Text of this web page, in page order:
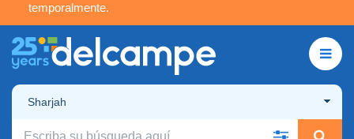
temporalmente.
Sharjah